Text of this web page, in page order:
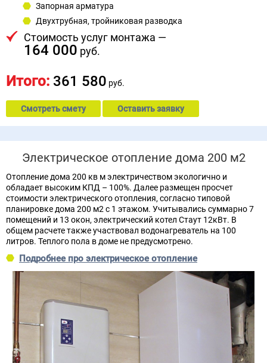
Запорная арматура
Двухтрубная, тройниковая разводка
Стоимость услуг монтажа —
164 000 руб.
Итого: 361 580 руб.
Смотреть смету Оставить заявку
Электрическое отопление дома 200 м2
Отопление дома 200 кв м электричеством экологично и
обладает высоким КПД – 100%. Далее размещен просчет
стоимости электрического отопления, согласно типовой
планировке дома 200 м2 с 1 этажом. Учитывались суммарно 7
помещений и 13 окон, электрический котел Стаут 12кВт. В
общем расчете также участвовал водонагреватель на 100
литров. Теплого пола в доме не предусмотрено.
Подробнее про электрическое отопление